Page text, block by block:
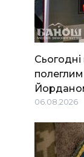
06.08.2026